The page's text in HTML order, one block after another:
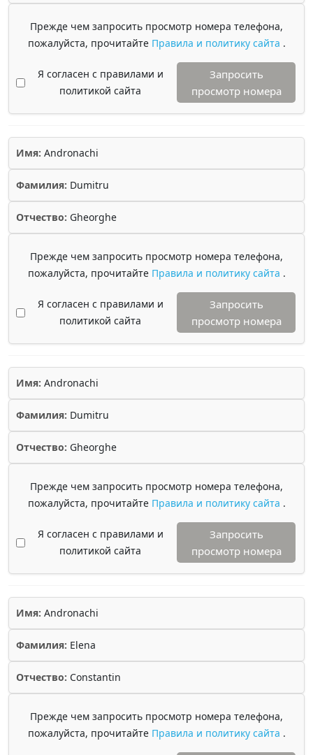
Прежде чем запросить просмотр номера телефона,
пожалуйста, прочитайте Правила и политику сайта .
Я согласен с правилами и
политикой сайта
Запросить
просмотр номера
Имя: Andronachi
Фамилия: Dumitru
Отчество: Gheorghe
Прежде чем запросить просмотр номера телефона,
пожалуйста, прочитайте Правила и политику сайта .
Я согласен с правилами и
политикой сайта
Запросить
просмотр номера
Имя: Andronachi
Фамилия: Dumitru
Отчество: Gheorghe
Прежде чем запросить просмотр номера телефона,
пожалуйста, прочитайте Правила и политику сайта .
Я согласен с правилами и
политикой сайта
Запросить
просмотр номера
Имя: Andronachi
Фамилия: Elena
Отчество: Constantin
Прежде чем запросить просмотр номера телефона,
пожалуйста, прочитайте Правила и политику сайта .